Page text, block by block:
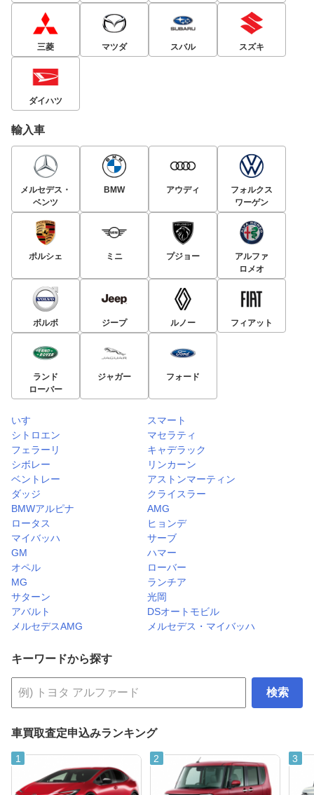
三菱 マツダ スバル スズキ
ダイハツ
輸入車
メルセデス・
ベンツ
BMW アウディ
フォルクス
ワーゲン
ポルシェ ミニ プジョー
アルファ
ロメオ
ボルボ ジープ ルノー フィアット
ランド
ローバー
ジャガー フォード
いすゞ
スマート
シトロエン
マセラティ
フェラーリ
キャデラック
シボレー
リンカーン
ベントレー
アストンマーティン
ダッジ
クライスラー
BMWアルピナ
AMG
ロータス
ヒョンデ
マイバッハ
サーブ
GM
ハマー
オペル
ローバー
MG
ランチア
サターン
光岡
アバルト
DSオートモビル
メルセデスAMG
メルセデス・マイバッハ
キーワードから探す
検索
車買取査定申込みランキング